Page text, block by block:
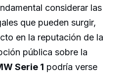
considerar las
que pueden surgir,
en la reputación de la
pública sobre la
Serie 1 podría verse